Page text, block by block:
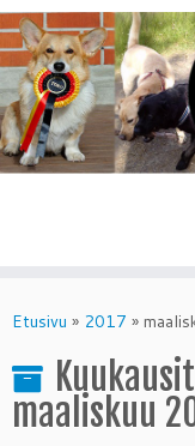
toEtusivu » 2017 »
maaliskuu